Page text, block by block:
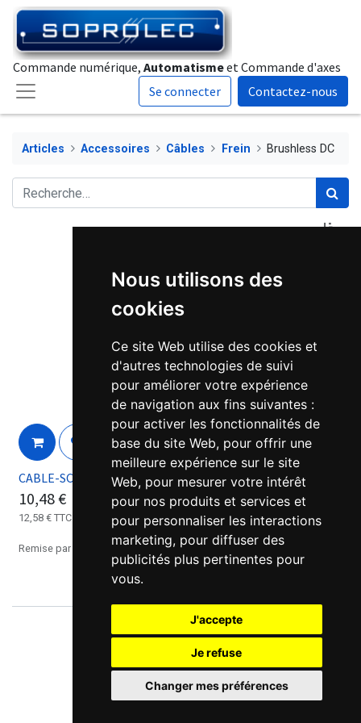
Nous utilisons des
cookies
Ce site Web utilise des cookies et
d'autres technologies de suivi
pour améliorer votre expérience
de navigation aux fins suivantes :
pour activer les fonctionnalités de
base du site Web, pour offrir une
meilleure expérience sur le site
Web, pour mesurer votre intérêt
pour nos produits et services et
pour personnaliser les interactions
marketing, pour diffuser des
publicités plus pertinentes pour
vous.
J'accepte
Je refuse
Changer mes préférences
Commande numérique, Automatismeet Commande d'axes
Se connecter
Contactez-nous
Articles Accessoires Câbles Frein Brushless DC
CABLE-SCDxM0-113 Câble Frein Brushless DC - Leadshine
10,48€
12,58 € TTC
Remise par quantités, nous consulter.